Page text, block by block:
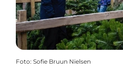
Foto: Sofie Bruun Nielsen